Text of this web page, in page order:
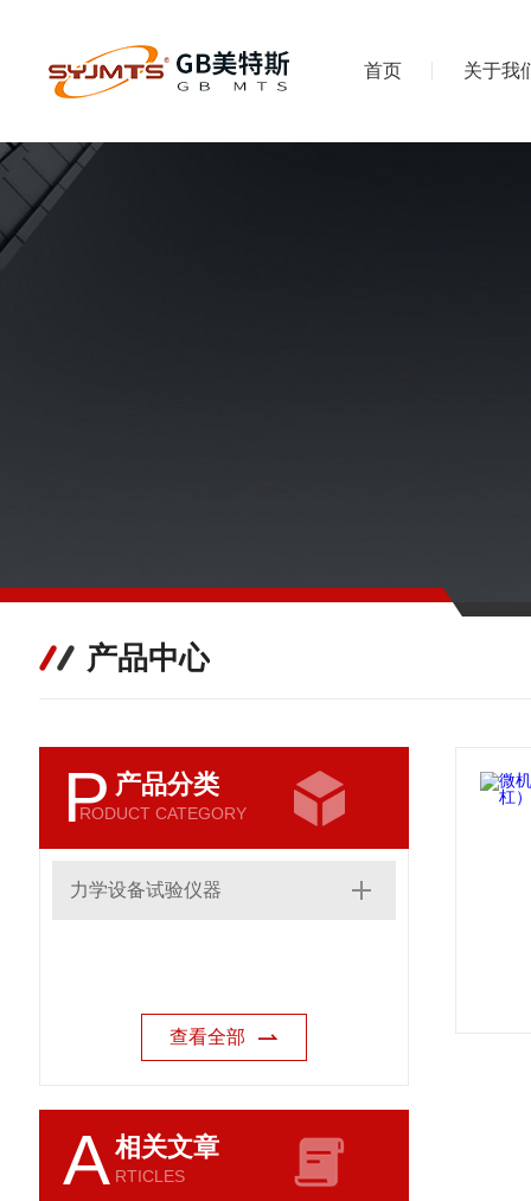
首页 关于我
产品中心
P 产品分类
RODUCT CATEGORY
力学设备试验仪器
查看全部
A相关文章
RTICLES